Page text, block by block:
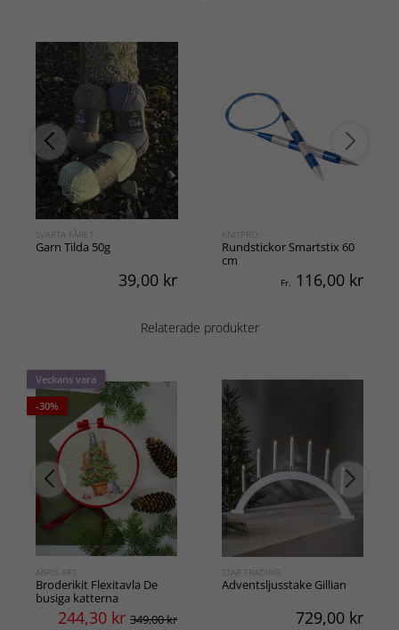
SVARTA FÅRET
Garn Tilda 50g
39,00 kr
KNITPRO
Rundstickor Smartstix 60
cm
Fr. 116,00 kr
Relaterade produkter
Veckans vara
-30%
ABRIS ART
Broderikit Flexitavla De
busiga katterna
244,30 kr 349,00 kr
STAR TRADING
Adventsljusstake Gillian
729,00 kr